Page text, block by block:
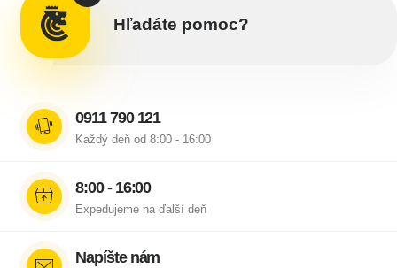
Hľadáte pomoc?
0911 790 121
Každý deň od 8:00 - 16:00
8:00 - 16:00
Expedujeme na ďalší deň
Napíšte nám